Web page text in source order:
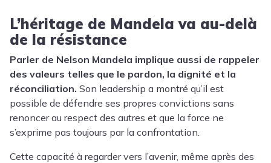
L’héritage de Mandela va au-delà
de la résistance
Parler de Nelson Mandela implique aussi de rappeler
des valeurs telles que le pardon, la dignité et la
réconciliation. Son leadership a montré qu’il est
possible de défendre ses propres convictions sans
renoncer au respect des autres et que la force ne
s’exprime pas toujours par la confrontation.
Cette capacité à regarder vers l’avenir, même après des